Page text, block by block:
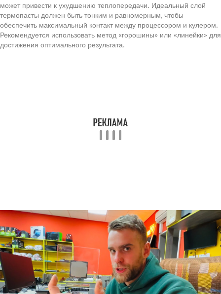
может привести к ухудшению теплопередачи. Идеальный слой
термопасты должен быть тонким и равномерным, чтобы
обеспечить максимальный контакт между процессором и кулером.
Рекомендуется использовать метод «горошины» или «линейки» для
достижения оптимального результата.